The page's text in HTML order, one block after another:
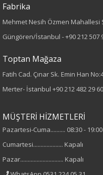
Kadın
Fabrika
Mehmet Nesih Özmen Mahallesi
Güngören/İstanbul -+90 212 507
Toptan Mağaza
Fatih Cad. Çınar Sk. Emin Han
Merter- İstanbul +90 212 482 29 60
MÜŞTERİ HİZMETLERİ
Pazartesi-Cuma.......... 08:30 - 19:00
Cumartesi.................... Kapalı
Pazar............................. Kapalı